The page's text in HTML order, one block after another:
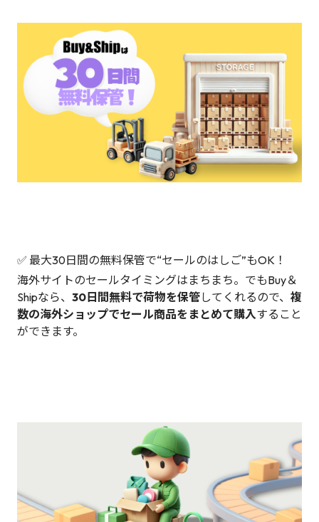
✅ 最大30日間の無料保管で“セールのはしご”もOK！
海外サイトのセールタイミングはまちまち。でもBuy＆
Shipなら、 30日間無料で荷物を保管してくれるので、 複
数の海外ショップでセール商品をまとめて購入すること
ができます。